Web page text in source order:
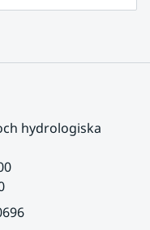
hydrologiska